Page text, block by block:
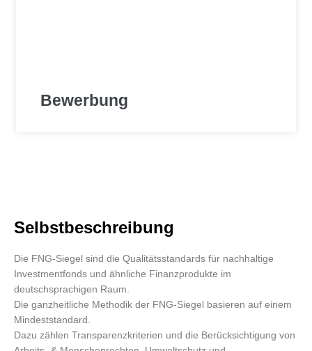
Bewerbung
Selbstbeschreibung
Die FNG-Siegel sind die Qualitätsstandards für nachhaltige
Investmentfonds und ähnliche Finanzprodukte im
deutschsprachigen Raum.
Die ganzheitliche Methodik der FNG-Siegel basieren auf einem
Mindeststandard.
Dazu zählen Transparenzkriterien und die Berücksichtigung von